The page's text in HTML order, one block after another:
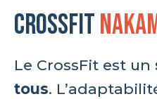
CrossFit
Le CrossFit est un
tous.